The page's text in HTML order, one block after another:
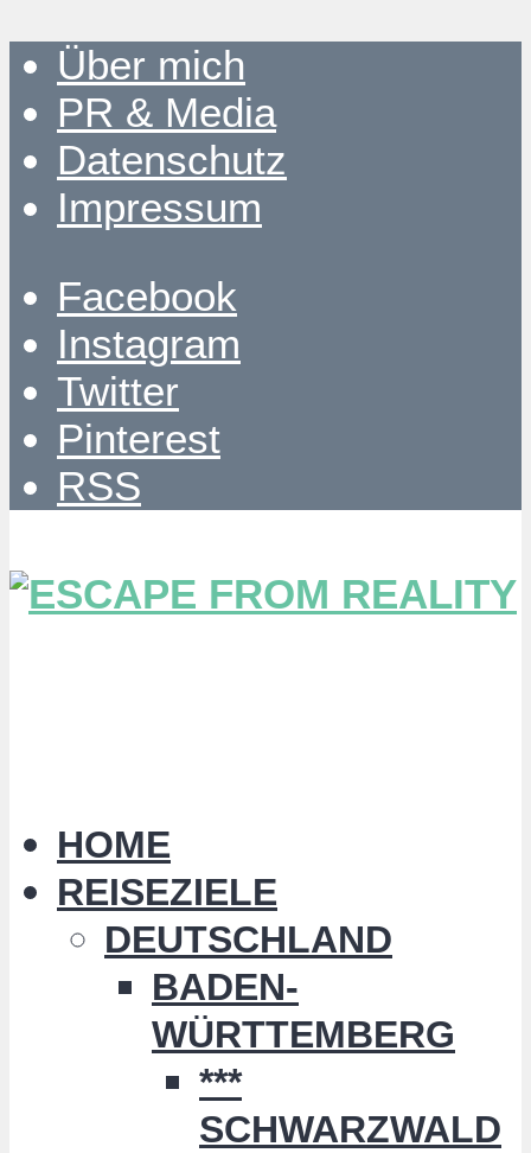
Über mich
PR & Media
Datenschutz
Impressum
Facebook
Instagram
Twitter
Pinterest
RSS
HOME
REISEZIELE
DEUTSCHLAND
BADEN-
WÜRTTEMBERG
***
SCHWARZWALD